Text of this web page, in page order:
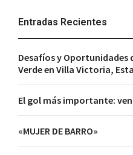
Entradas Recientes
Desafíos y Oportunidades
Verde en Villa Victoria,
El gol más importante:
«MUJER DE BARRO»